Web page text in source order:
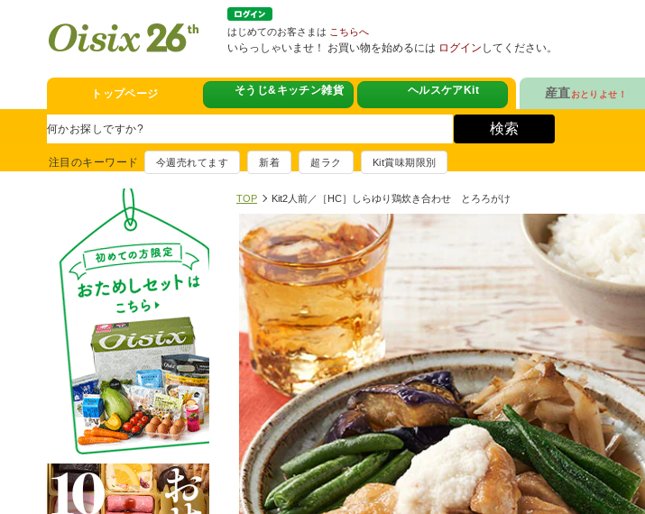
はじめてのお客さまは こちらへ
いらっしゃいませ！ お買い物を始めるには ログイン してください。
トップページ そうじ&キッチン雑貨
豪華賞品が当たるチャンス
満足ごはん大集合
おすすめ！出汁付き肉吸い
イチ推し！今週の魚
真アジのおぼろ昆布〆
そうじ&キッチン雑貨
夏に便利！新商品6点登場
熊本地震への緊急支援
寄付付き商品取り扱い中
ヘルスケアKit
ヘルスケアKit
健康サポート食品
鶏ごぼうごはん
産直おとりよせ！
信州フ
人気No.3
ファン
生沼さ
人気No.4
貴重な
奥山さ
人気No.5
夏にピ
モチモ
らぁ麺
自慢はロー
大人も
家族
クリームチ
人気品
家族で
和・洋・中
人気二
本格中
検索
注目のキーワード 今週売れてます 新着 超ラク Kit賞味期限別
TOP Kit2人前／［HC］しらゆり鶏炊き合わせ とろろがけ